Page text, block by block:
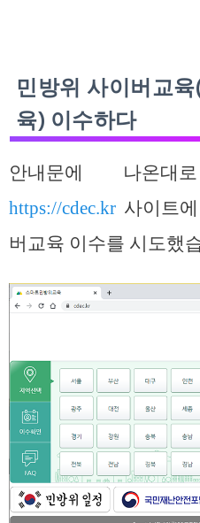
민방위 사이버교
육) 이수하다
안내문에 나온
https://cdec.kr 사이트
버교육 이수를 시도했